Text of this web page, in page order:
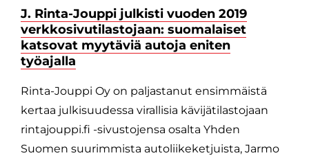
J. Rinta-Jouppi julkisti vuoden 2019
verkkosivutilastojaan: suomalaiset
katsovat myytäviä autoja eniten
työajalla
Rinta-Jouppi Oy on paljastanut ensimmäistä
kertaa julkisuudessa virallisia kävijätilastojaan
rintajouppi.fi -sivustojensa osalta Yhden
Suomen suurimmista autoliikeketjuista, Jarmo